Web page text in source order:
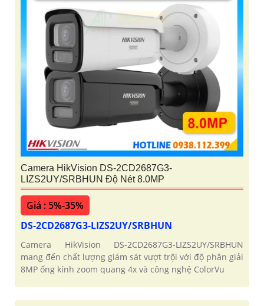
Camera HikVision DS-2CD2687G3-
LIZS2UY/SRBHUN Độ Nét 8.0MP
Giá : 5%-35%
DS-2CD2687G3-LIZS2UY/SRBHUN
Camera HikVision DS-2CD2687G3-LIZS2UY/SRBHUN
mang đến chất lượng giám sát vượt trội với độ phân giải
8MP ống kính zoom quang 4x và công nghệ ColorVu